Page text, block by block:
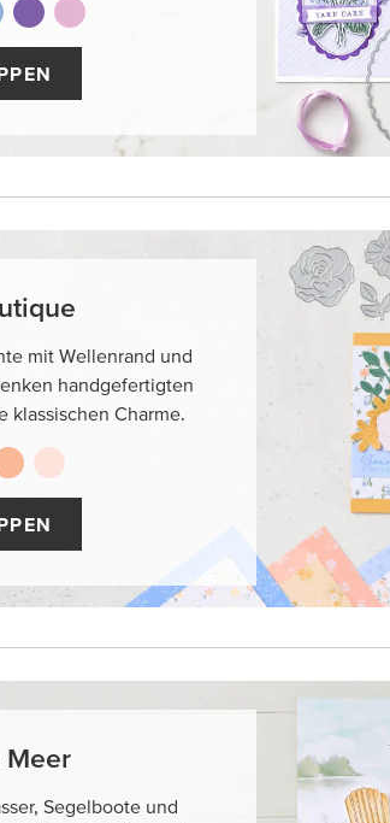
mit Wellenrand und
handgefertigten
klassischen Charme.
Meer
Segelboote und